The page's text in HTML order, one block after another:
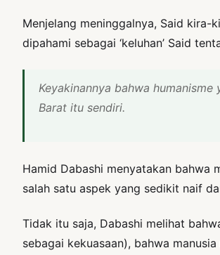
Menjelang meninggalnya, Said kira-
dipahami sebagai ‘keluhan’ Said
Keyakinannya bahwa
Barat itu sendiri.
Hamid Dabashi menyatakan bahwa
salah satu aspek yang sedikit naif
Tidak itu saja, Dabashi melihat
sebagai kekuasaan), bahwa